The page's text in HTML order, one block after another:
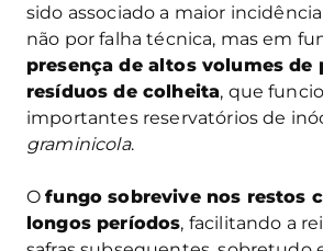
sido associado a maior
não por falha técnica, mas em
presença de altos volumes de
resíduos de colheita, que
importantes reservatórios de
graminicola.
Ofungo sobrevive nos restos
longos períodos, facilitando a